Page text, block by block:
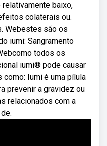
baixo,
colaterais ou.
Webestes são os
iumi: Sangramento
todos os
iumi® pode causar
Iumi é uma pílula
prevenir a gravidez ou
relacionados com a